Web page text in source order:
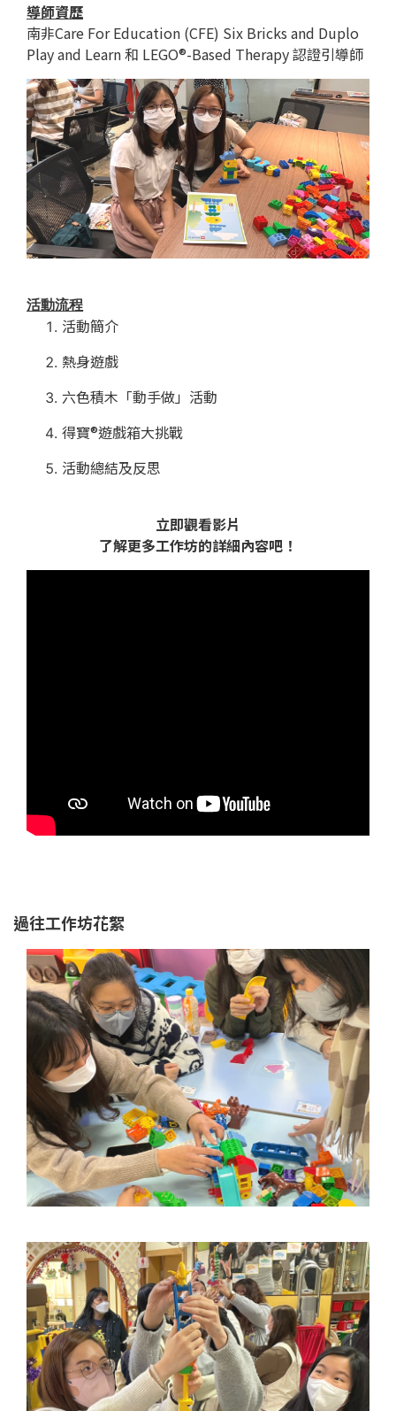
導師資歷
南非Care For Education (CFE) Six Bricks and Duplo
Play and Learn 和 LEGO®-Based Therapy 認證引導師
活動流程
活動簡介
熱身遊戲
六色積木「動手做」活動
得寶®遊戲箱大挑戰
活動總結及反思
立即觀看影片
了解更多工作坊的詳細內容吧！
過往工作坊花絮